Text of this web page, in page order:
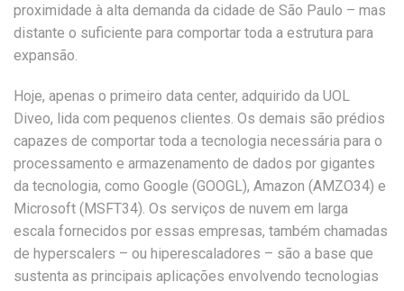
proximidade à alta demanda da cidade de São Paulo – mas
distante o suficiente para comportar toda a estrutura para
expansão.
Hoje, apenas o primeiro data center, adquirido da UOL
Diveo, lida com pequenos clientes. Os demais são prédios
capazes de comportar toda a tecnologia necessária para o
processamento e armazenamento de dados por gigantes
da tecnologia, como Google (GOOGL), Amazon (AMZO34) e
Microsoft (MSFT34). Os serviços de nuvem em larga
escala fornecidos por essas empresas, também chamadas
de hyperscalers – ou hiperescaladores – são a base que
sustenta as principais aplicações envolvendo tecnologias